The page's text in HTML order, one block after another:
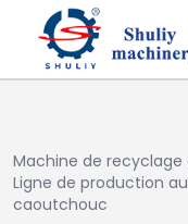
Machine de recyclage
Ligne de production
caoutchouc